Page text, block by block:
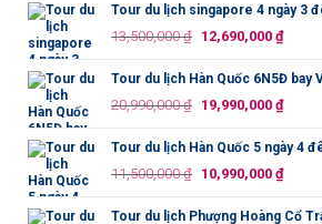
là:
2,650,000 ₫.
tại
là:
Tour du lịch singapore 4 ngày 3
13,500,000₫ Giá
là:
13,500,000 ₫.
12,690,000 ₫Giá
tại
là:
Tour du lịch Hàn Quốc 6N5Đ bay
20,990,000₫ Giá
là:
20,990,000 ₫.
19,990,000 ₫Giá
tại
là:
Tour du lịch Hàn Quốc 5 ngày 4
11,500,000₫ Giá
là:
10,990,000 ₫Giá
tại
Tour du lịch Phượng Hoàng Cổ